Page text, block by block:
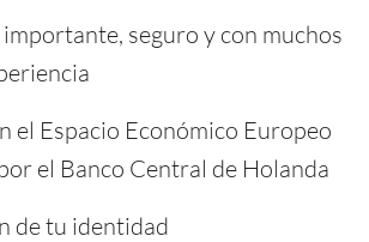
seguro y con muchos
el Espacio Económico Europeo
el Banco Central de Holanda
de tu identidad